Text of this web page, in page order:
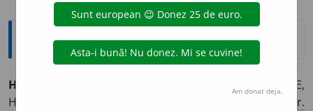
Jargon
HIPERCORECTIT
RE,
HIPERURBAN
gr.
Am donat deja.